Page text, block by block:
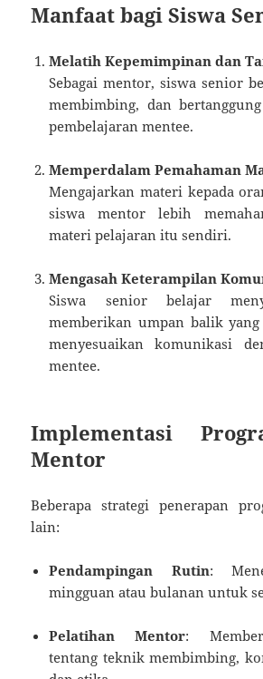
Manfaat bagi Siswa
Melatih Kepemimpinan dan
Sebagai mentor, siswa senior
membimbing, dan
pembelajaran mentee.
Memperdalam Pemahaman
Mengajarkan materi kepada
siswa mentor lebih
materi pelajaran itu sendiri.
Mengasah Keterampilan
Siswa senior belajar
memberikan umpan balik
menyesuaikan komunikasi
mentee.
Implementasi
Mentor
Beberapa strategi penerapan
lain:
Pendampingan Rutin:
mingguan atau bulanan untuk
Pelatihan Mentor:
tentang teknik membimbing,